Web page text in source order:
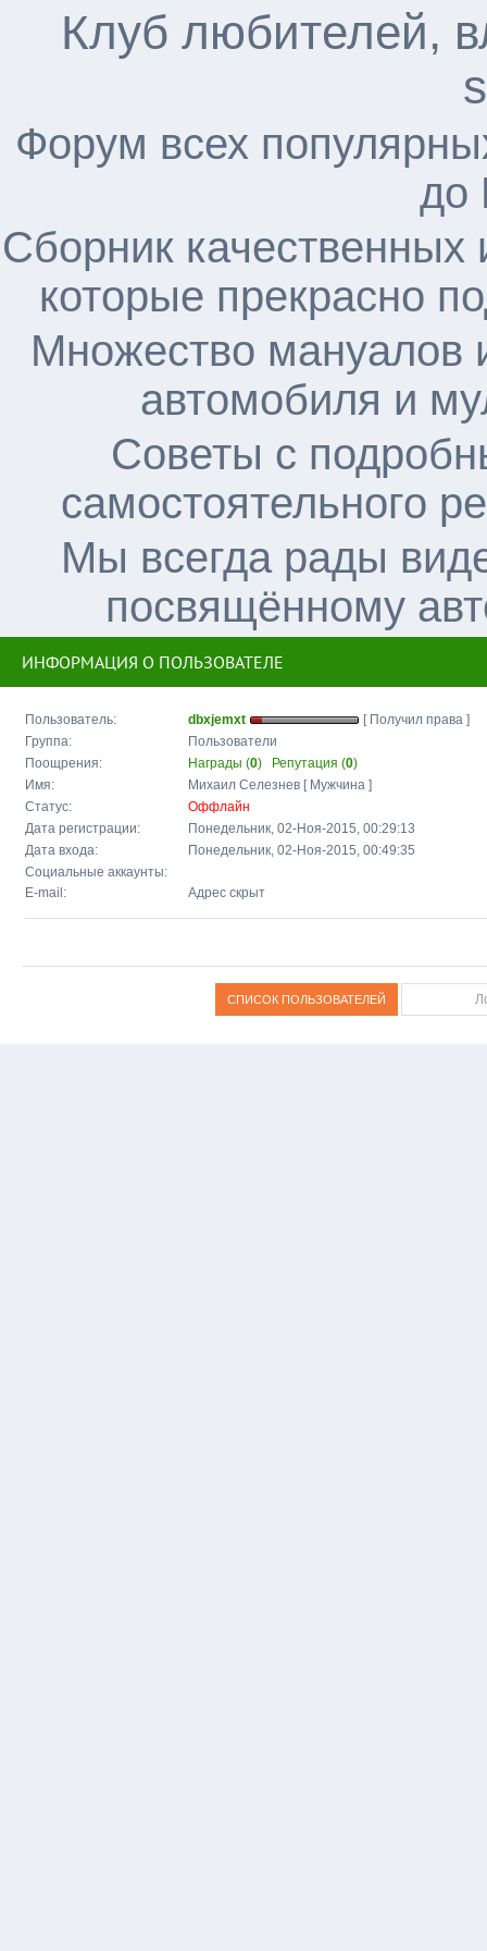
Клуб любителей,
Форум всех
до
Сборник
которые прекрасно
Множество мануалов
автомобиля и
Советы с
самостоятельного
Мы всегда рады
посвящённому
ИНФОРМАЦИЯ О ПОЛЬЗОВАТЕЛЕ
Пользователь: dbxjemxt
[ Получил права ]
Группа:
Пользователи
Поощрения:
Награды (0) Репутация (0)
Имя:
Михаил Селезнев [ Мужчина ]
Статус:
Оффлайн
Дата регистрации:
Понедельник, 02-Ноя-2015, 00:29:13
Дата входа:
Понедельник, 02-Ноя-2015, 00:49:35
Социальные аккаунты:
E-mail:
Адрес скрыт